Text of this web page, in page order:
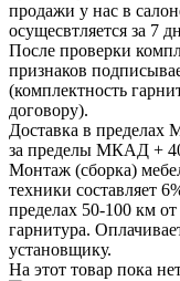
продажи у нас в
осущесвтляется за 7
После проверки
признаков
(комплектность
договору).
Доставка в пределах
за пределы МКАД +
Монтаж (сборка)
техники составляет
пределах 50-100 км
гарнитура.
установщику.
На этот товар пока